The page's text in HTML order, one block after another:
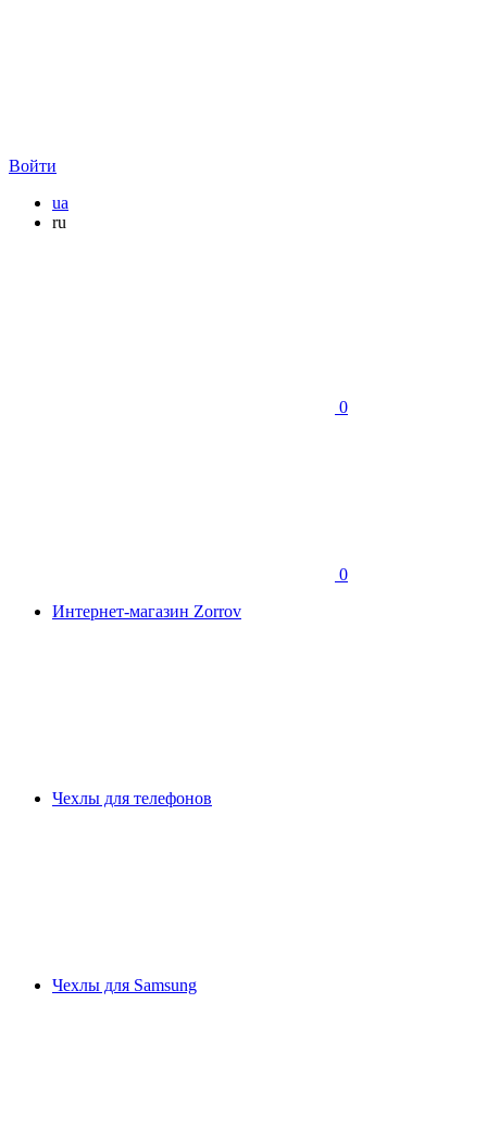
Войти
ua
ru
0
0
Интернет-магазин Zorrov
Чехлы для телефонов
Чехлы для Samsung